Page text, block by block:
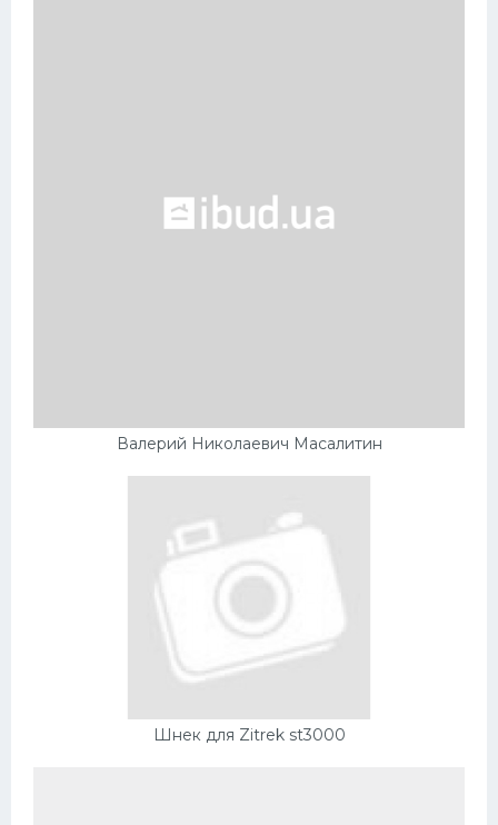
Валерий Николаевич Масалитин
Шнек для Zitrek st3000